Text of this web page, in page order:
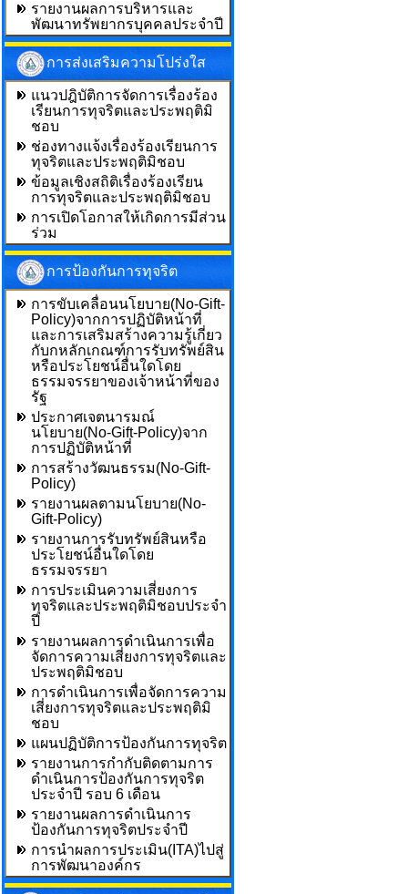
รายงานผลการบริหารและ
พัฒนาทรัพยากรบุคคลประจำปี
การส่งเสริมความโปร่งใส
แนวปฎิบัติการจัดการเรื่องร้อง
เรียนการทุจริตและประพฤติมิ
ชอบ
ช่องทางแจ้งเรื่องร้องเรียนการ
ทุจริตและประพฤติมิชอบ
ข้อมูลเชิงสถิติเรื่องร้องเรียน
การทุจริตและประพฤติมิชอบ
การเปิดโอกาสให้เกิดการมีส่วน
ร่วม
การป้องกันการทุจริต
การขับเคลื่อนนโยบาย(No-Gift-
Policy)จากการปฏิบัติหน้าที่
และการเสริมสร้างความรู้เกี่ยว
กับกหลักเกณฑ์การรับทรัพย์สิน
หรือประโยชน์อื่นใดโดย
ธรรมจรรยาของเจ้าหน้าที่ของ
รัฐ
ประกาศเจตนารมณ์
นโยบาย(No-Gift-Policy)จาก
การปฏิบัติหน้าที่
การสร้างวัฒนธรรม(No-Gift-
Policy)
รายงานผลตามนโยบาย(No-
Gift-Policy)
รายงานการรับทรัพย์สินหรือ
ประโยชน์อื่นใดโดย
ธรรมจรรยา
การประเมินความเสี่ยงการ
ทุจริตและประพฤติมิชอบประจำ
ปี
รายงานผลการดำเนินการเพื่อ
จัดการความเสี่ยงการทุจริตและ
ประพฤติมิชอบ
การดำเนินการเพื่อจัดการความ
เสี่ยงการทุจริตและประพฤติมิ
ชอบ
แผนปฏิบัติการป้องกันการทุจริต
รายงานการกำกับติดตามการ
ดำเนินการป้องกันการทุจริต
ประจำปี รอบ 6 เดือน
รายงานผลการดำเนินการ
ป้องกันการทุจริตประจำปี
การนำผลการประเมิน(ITA)ไปสู่
การพัฒนาองค์กร